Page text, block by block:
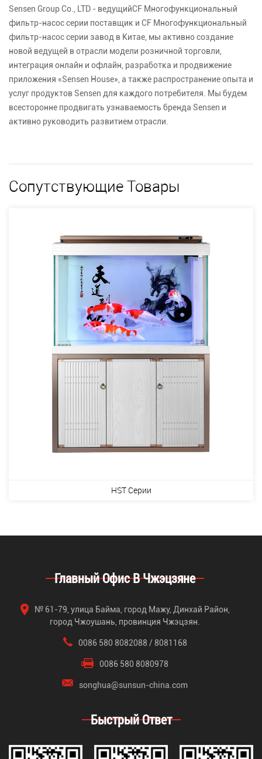
Sensen Group Co., LTD - ведущийCF Многофункциональный
фильтр-насос серии поставщик и CF Многофункциональный
фильтр-насос серии завод в Китае, мы активно создание
новой ведущей в отрасли модели розничной торговли,
интеграция онлайн и офлайн, разработка и продвижение
приложения «Sensen House», а также распространение опыта и
услуг продуктов Sensen для каждого потребителя. Мы будем
всесторонне продвигать узнаваемость бренда Sensen и
активно руководить развитием отрасли.
Сопутствующие Товары
HST Серии
Главный Офис В Чжэцзяне
№ 61-79, улица Байма, город Мажу, Динхай Район,
город Чжоушань, провинция Чжэцзян.
0086 580 8082088 / 8081168
0086 580 8080978
songhua@sunsun-china.com
Быстрый Ответ